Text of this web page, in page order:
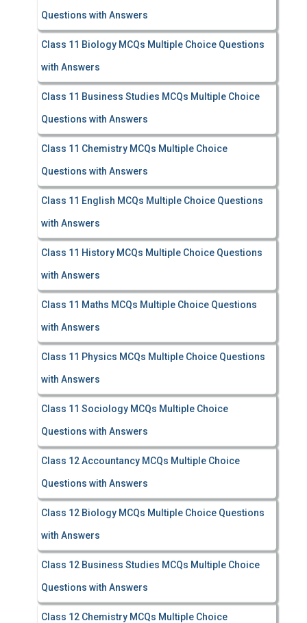
Questions with Answers
Class 11 Biology MCQs Multiple Choice Questions
with Answers
Class 11 Business Studies MCQs Multiple Choice
Questions with Answers
Class 11 Chemistry MCQs Multiple Choice
Questions with Answers
Class 11 English MCQs Multiple Choice Questions
with Answers
Class 11 History MCQs Multiple Choice Questions
with Answers
Class 11 Maths MCQs Multiple Choice Questions
with Answers
Class 11 Physics MCQs Multiple Choice Questions
with Answers
Class 11 Sociology MCQs Multiple Choice
Questions with Answers
Class 12 Accountancy MCQs Multiple Choice
Questions with Answers
Class 12 Biology MCQs Multiple Choice Questions
with Answers
Class 12 Business Studies MCQs Multiple Choice
Questions with Answers
Class 12 Chemistry MCQs Multiple Choice